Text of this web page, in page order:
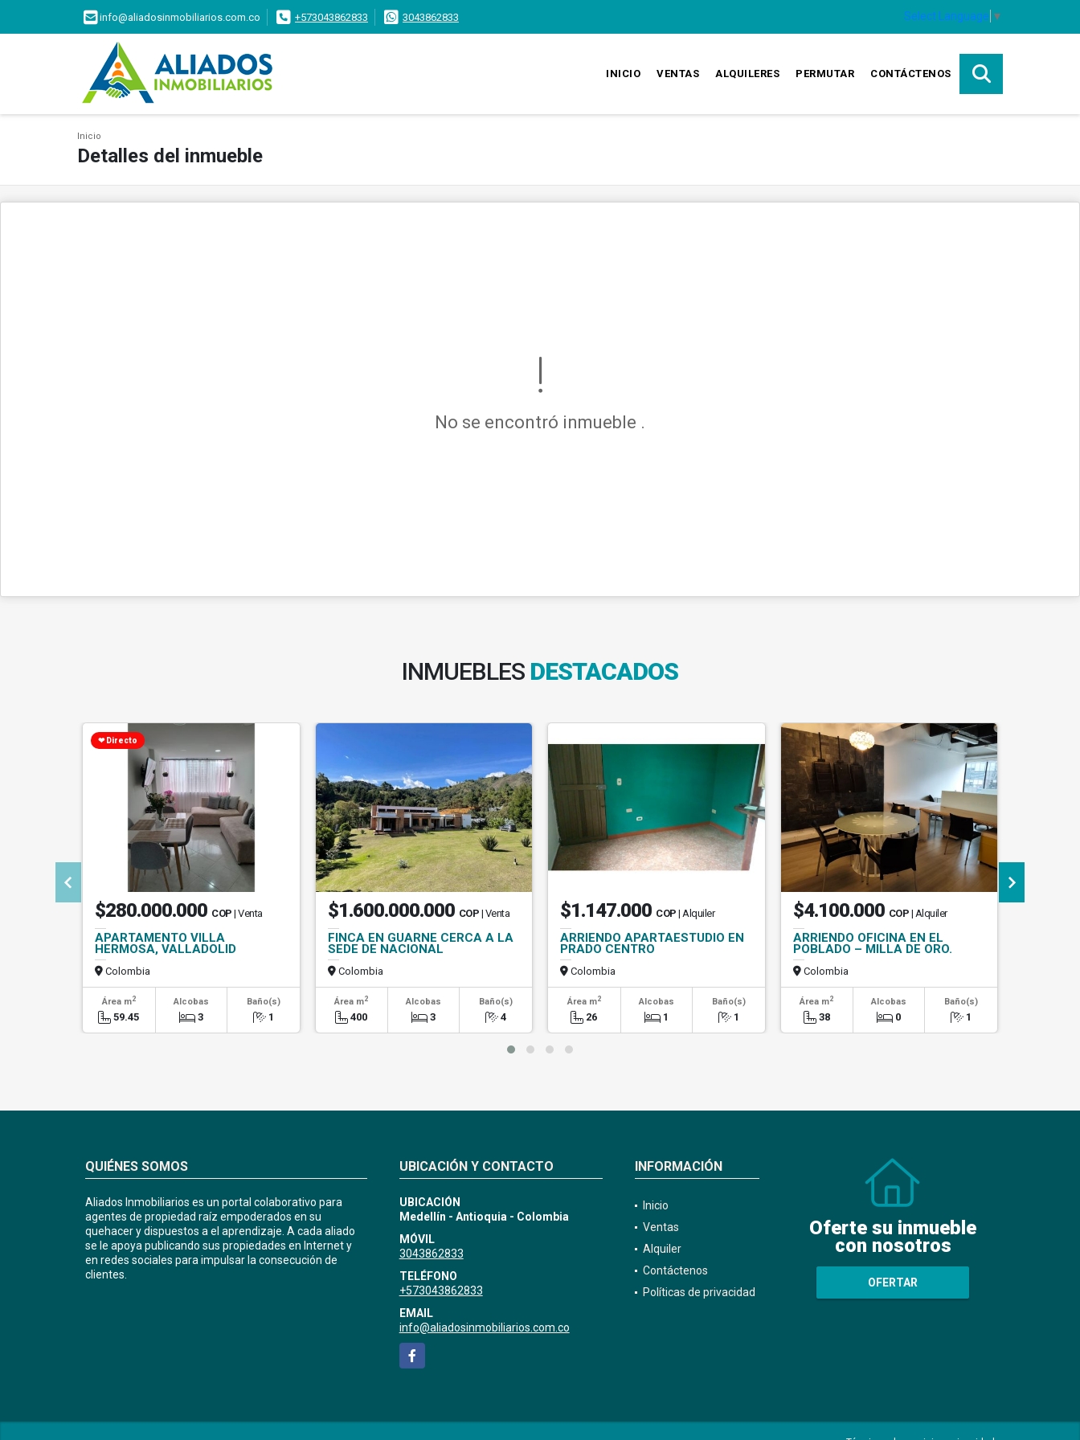
info@aliadosinmobiliarios.com.co +573043862833 3043862833 Select Language ▼
INICIO VENTAS ALQUILERES PERMUTAR CONTÁCTENOS
Inicio
Detalles del inmueble
No se encontró inmueble .
INMUEBLES DESTACADOS
❤ Directo
$280.000.000 COP | Venta
APARTAMENTO VILLA
HERMOSA, VALLADOLID
Colombia
Área m2
59.45
Alcobas
3
Baño(s)
1
$1.600.000.000 COP | Venta
FINCA EN GUARNE CERCA A LA
SEDE DE NACIONAL
Colombia
Área m2
400
Alcobas
3
Baño(s)
4
$1.147.000 COP | Alquiler
ARRIENDO APARTAESTUDIO EN
PRADO CENTRO
Colombia
Área m2
26
Alcobas
1
Baño(s)
1
$4.100.000 COP | Alquiler
ARRIENDO OFICINA EN EL
POBLADO – MILLA DE ORO.
Colombia
Área m2
38
Alcobas
0
Baño(s)
1
QUIÉNES SOMOS
Aliados Inmobiliarios es un portal colaborativo para
agentes de propiedad raíz empoderados en su
quehacer y dispuestos a el aprendizaje. A cada aliado
se le apoya publicando sus propiedades en Internet y
en redes sociales para impulsar la consecución de
clientes.
UBICACIÓN Y CONTACTO
UBICACIÓN
Medellín - Antioquia - Colombia
MÓVIL
3043862833
TELÉFONO
+573043862833
EMAIL
info@aliadosinmobiliarios.com.co
Facebook
INFORMACIÓN
Inicio
Ventas
Alquiler
Contáctenos
Políticas de privacidad
Oferte su inmueble
con nosotros
OFERTAR